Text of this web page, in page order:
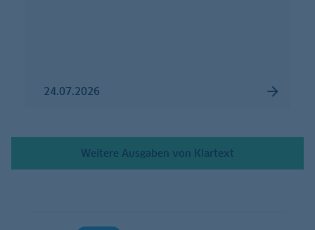
24.07.2026
Weitere Ausgaben von Klartext